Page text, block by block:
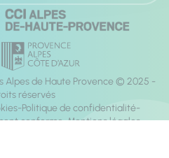
Alpes de Haute Provence © 2025 -
réservés
Politique de confidentialité
conforme Mentions légales